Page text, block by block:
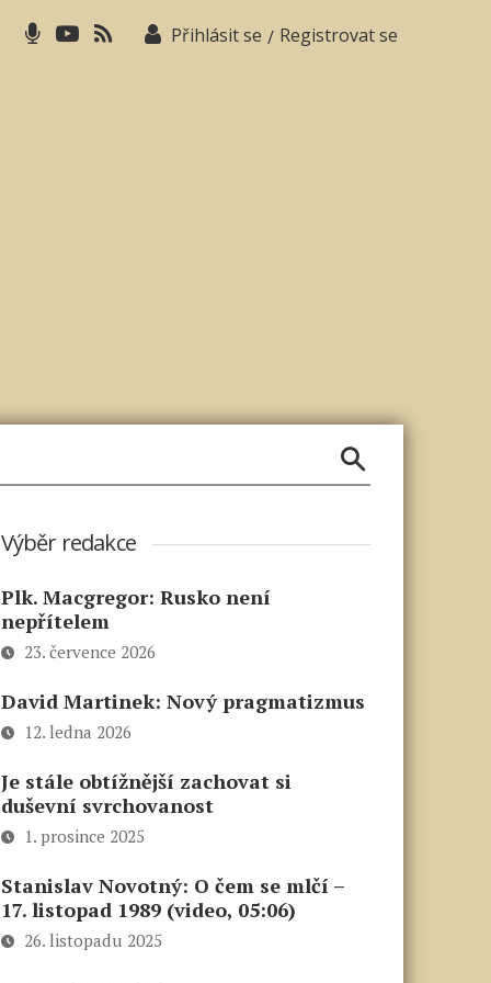
Přihlásit se / Registrovat se
Výběr redakce
Plk. Macgregor: Rusko není
nepřítelem
23. července 2026
David Martinek: Nový pragmatizmus
12. ledna 2026
Je stále obtížnější zachovat si
duševní svrchovanost
1. prosince 2025
Stanislav Novotný: O čem se mlčí –
17. listopad 1989 (video, 05:06)
26. listopadu 2025